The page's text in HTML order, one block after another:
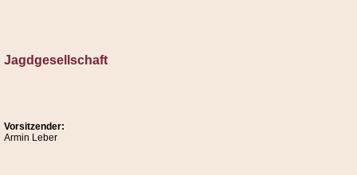
Jagdgesellschaft
Vorsitzender:
Armin Leber